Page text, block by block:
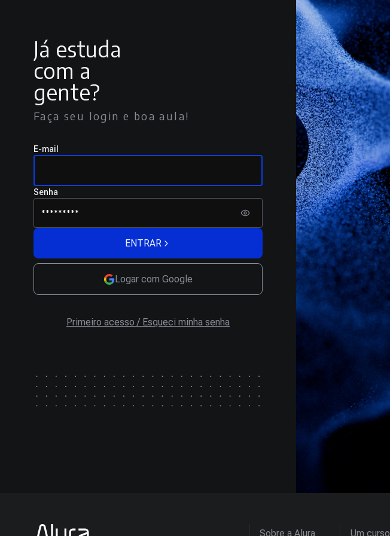
Já estuda
com a
gente?
Faça seu login e boa aula!
E-mail
Senha
ENTRAR
Logar com Google
Primeiro acesso / Esqueci minha senha
Sobre a Alura Um curso